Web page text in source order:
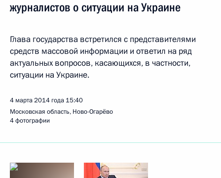
журналистов о ситуации на Украине
Глава государства встретился с представителями
средств массовой информации и ответил на ряд
актуальных вопросов, касающихся, в частности,
ситуации на Украине.
4 марта 2014 года 15:40
Московская область, Ново-Огарёво
4 фотографии